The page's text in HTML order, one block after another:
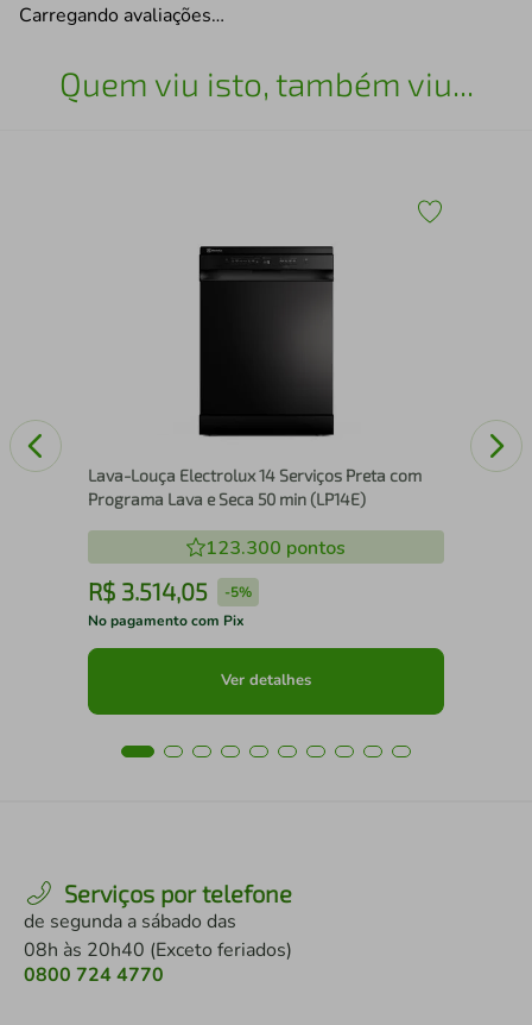
Carregando avaliações…
Quem viu isto, também viu...
Lava-Louça Electrolux 14 Serviços Preta com
Programa Lava e Seca 50 min (LP14E)
123.300 pontos
R$ 3.514,05 -5%
No pagamento com Pix
Ver detalhes
Serviços por telefone
de segunda a sábado das
08h às 20h40 (Exceto feriados)
0800 724 4770